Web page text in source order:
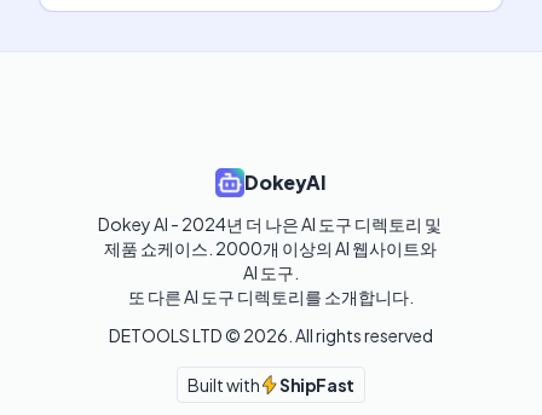
DokeyAI
Dokey AI - 2024년 더 나은 AI 도구 디렉토리 및
제품 쇼케이스. 2000개 이상의 AI 웹사이트와
AI 도구.
또 다른 AI 도구 디렉토리를 소개합니다.
DETOOLS LTD © 2026 . All rights reserved
Built with ShipFast